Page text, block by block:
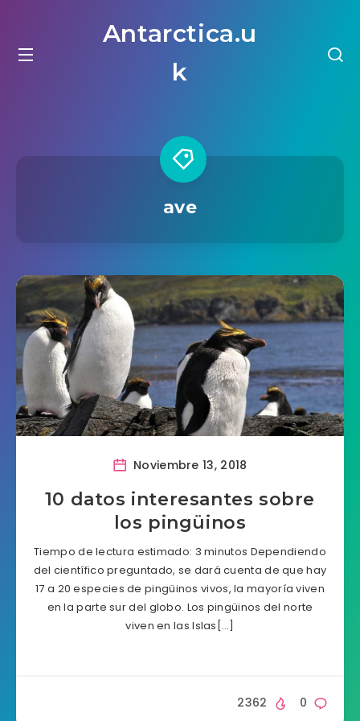
Antarctica.u
k
ave
Noviembre 13, 2018
10 datos interesantes sobre
los pingüinos
Tiempo de lectura estimado: 3 minutos Dependiendo
del científico preguntado, se dará cuenta de que hay
17 a 20 especies de pingüinos vivos, la mayoría viven
en la parte sur del globo. Los pingüinos del norte
viven en las Islas[…]
0
2362